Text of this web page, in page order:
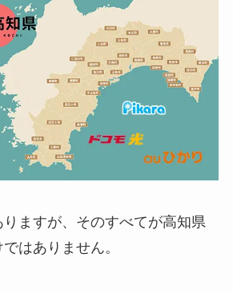
ますが、そのすべてが高知県
はありません。